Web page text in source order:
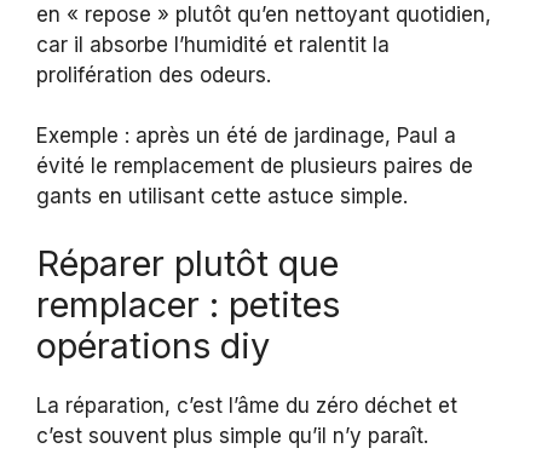
en « repose » plutôt qu’en nettoyant quotidien,
car il absorbe l’humidité et ralentit la
prolifération des odeurs.
Exemple : après un été de jardinage, Paul a
évité le remplacement de plusieurs paires de
gants en utilisant cette astuce simple.
Réparer plutôt que
remplacer : petites
opérations diy
La réparation, c’est l’âme du zéro déchet et
c’est souvent plus simple qu’il n’y paraît.